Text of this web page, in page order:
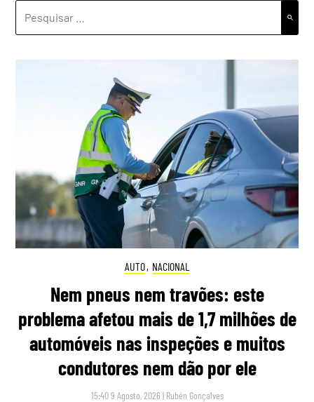
AUTO, NACIONAL
Nem pneus nem travões: este
problema afetou mais de 1,7 milhões de
automóveis nas inspeções e muitos
condutores nem dão por ele
15:40 9 Agosto, 2026 | Rubén Gonçalves